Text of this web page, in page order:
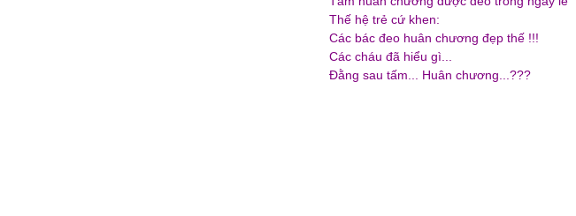
Thế hệ trẻ cứ khen:
Các bác đeo huân chương đẹp thế !!!
Các cháu đã hiểu gì...
Đằng sau tấm... Huân chương...???